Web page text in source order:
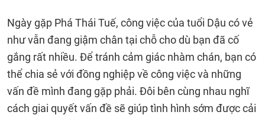
Ngày gặp Phá Thái Tuế, công việc của tuổi Dậu có vẻ
như vẫn đang giậm chân tại chỗ cho dù bạn đã cố
gắng rất nhiều. Để tránh cảm giác nhàm chán, bạn có
thể chia sẻ với đồng nghiệp về công việc và những
vấn đề mình đang gặp phải. Đôi bên cùng nhau nghĩ
cách giai quyết vấn đề sẽ giúp tình hình sớm được cải